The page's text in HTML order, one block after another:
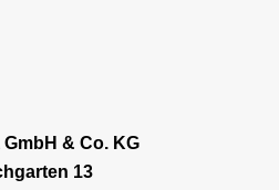
GmbH & Co. KG
13